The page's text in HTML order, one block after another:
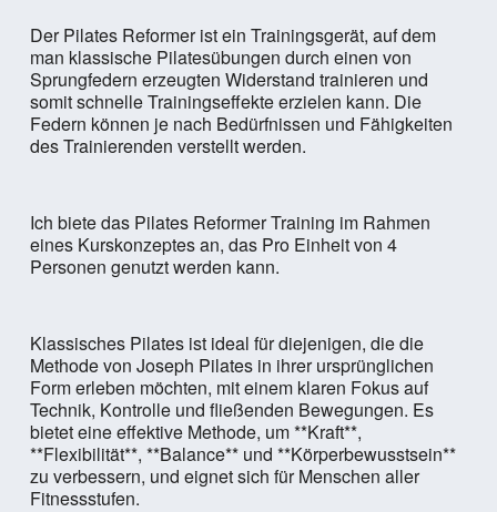
Der Pilates Reformer ist ein Trainingsgerät, auf dem
man klassische Pilatesübungen durch einen von
Sprungfedern erzeugten Widerstand trainieren und
somit schnelle Trainingseffekte erzielen kann. Die
Federn können je nach Bedürfnissen und Fähigkeiten
des Trainierenden verstellt werden.
Ich biete das Pilates Reformer Training im Rahmen
eines Kurskonzeptes an, das Pro Einheit von 4
Personen genutzt werden kann.
Klassisches Pilates ist ideal für diejenigen, die die
Methode von Joseph Pilates in ihrer ursprünglichen
Form erleben möchten, mit einem klaren Fokus auf
Technik, Kontrolle und fließenden Bewegungen. Es
bietet eine effektive Methode, um **Kraft**,
**Flexibilität**, **Balance** und **Körperbewusstsein**
zu verbessern, und eignet sich für Menschen aller
Fitnessstufen.